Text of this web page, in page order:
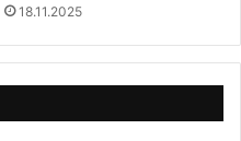
18.11.2025